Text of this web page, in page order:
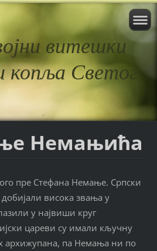
витешки
копља Светог
Немањића
пре Стефана Немање. Српски
висока звања у
у највиши круг
цареви су имали кључну
архижупана, па Немања ни по